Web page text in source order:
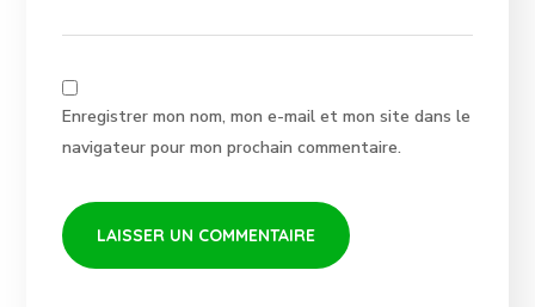
Enregistrer mon nom, mon e-mail et mon site dans le
navigateur pour mon prochain commentaire.